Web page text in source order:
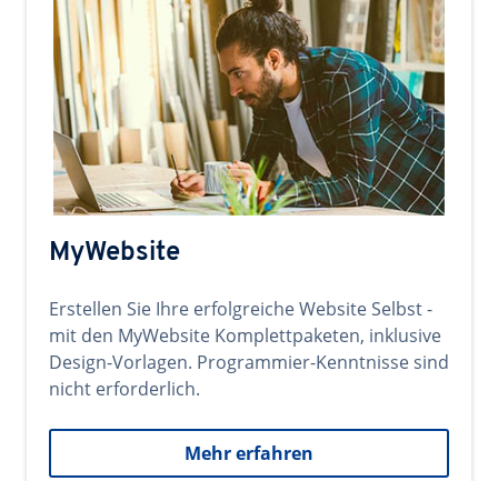
MyWebsite
Erstellen Sie Ihre erfolgreiche Website Selbst -
mit den MyWebsite Komplettpaketen, inklusive
Design-Vorlagen. Programmier-Kenntnisse sind
nicht erforderlich.
Mehr erfahren